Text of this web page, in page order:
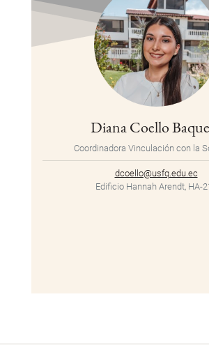
Diana Coello
Coordinadora Vinculación con la
dcoello@usfq.edu.ec
Edificio Hannah Arendt, HA-